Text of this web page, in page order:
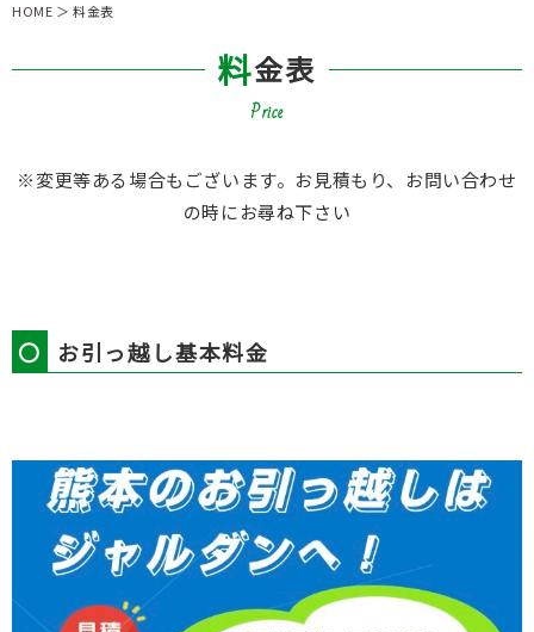
HOME ＞ 料金表
料金表
Price
※変更等ある場合もございます。お見積もり、お問い合わせ
の時にお尋ね下さい
〇 お引っ越し基本料金